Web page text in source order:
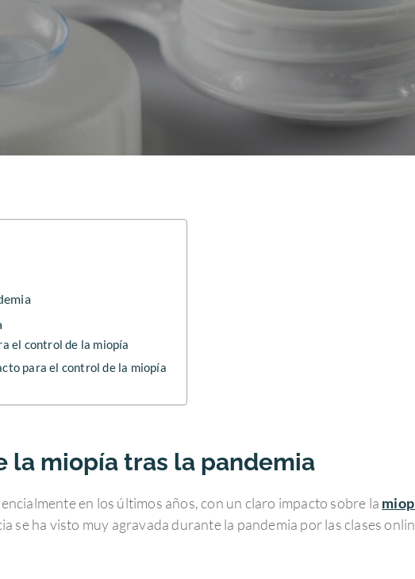
el control de la miopía
para el control de la miopía
la miopía tras la pandemia
en los últimos años, con un claro impacto sobre la
se ha visto muy agravada durante la pandemia por las clases